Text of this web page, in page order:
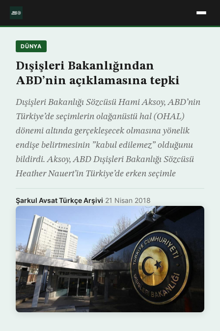
DÜNYA
Dışişleri Bakanlığından
ABD’nin açıklamasına tepki
Dışişleri Bakanlığı Sözcüsü Hami Aksoy, ABD’nin
Türkiye’de seçimlerin olağanüstü hal (OHAL)
dönemi altında gerçekleşecek olmasına yönelik
endişe belirtmesinin ”kabul edilemez” olduğunu
bildirdi. Aksoy, ABD Dışişleri Bakanlığı Sözcüsü
Heather Nauert’in Türkiye’de erken seçimle
Şarkul Avsat Türkçe Arşivi·21 Nisan 2018